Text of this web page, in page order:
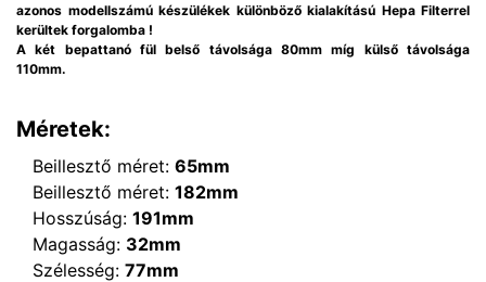
azonos modellszámú készülékek különböző kialakítású Hepa Filterrel
kerültek forgalomba !
A két bepattanó fül belső távolsága 80mm míg külső távolsága
110mm.
Méretek:
Beillesztő méret: 65mm
Beillesztő méret: 182mm
Hosszúság: 191mm
Magasság: 32mm
Szélesség: 77mm